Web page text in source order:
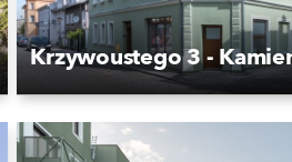
Krzywoustego 3 -